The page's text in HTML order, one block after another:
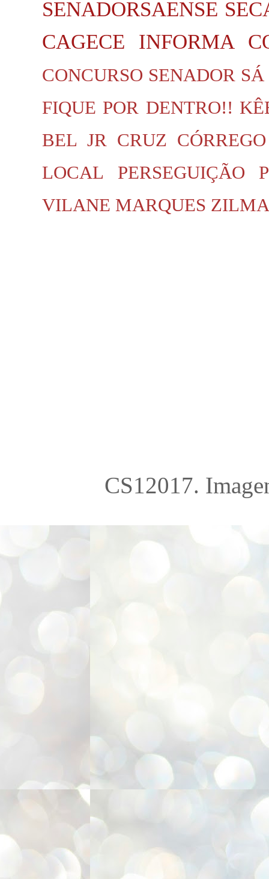
SENADORSAENSE
CAGECE INFORMA
CONCURSO SENADOR SÁ
FIQUE POR DENTRO!!
BEL JR CRUZ CÓRREGO
LOCAL
PERSEGUIÇÃO
VILANE MARQUES
CS12017.